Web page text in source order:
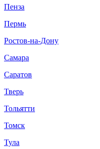
Пенза
Пермь
Ростов-на-Дону
Самара
Саратов
Тверь
Тольятти
Томск
Тула